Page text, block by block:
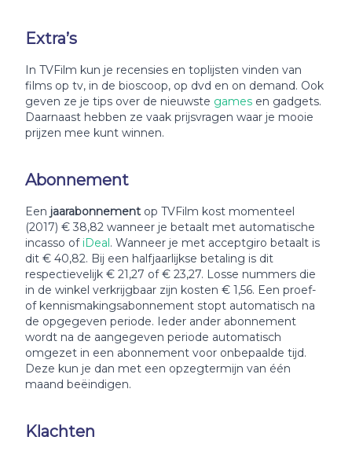
Extra’s
In TVFilm kun je recensies en toplijsten vinden van
films op tv, in de bioscoop, op dvd en on demand. Ook
geven ze je tips over de nieuwste games en gadgets.
Daarnaast hebben ze vaak prijsvragen waar je mooie
prijzen mee kunt winnen.
Abonnement
Een jaarabonnement op TVFilm kost momenteel
(2017) € 38,82 wanneer je betaalt met automatische
incasso of iDeal. Wanneer je met acceptgiro betaalt is
dit € 40,82. Bij een halfjaarlijkse betaling is dit
respectievelijk € 21,27 of € 23,27. Losse nummers die
in de winkel verkrijgbaar zijn kosten € 1,56. Een proef-
of kennismakingsabonnement stopt automatisch na
de opgegeven periode. Ieder ander abonnement
wordt na de aangegeven periode automatisch
omgezet in een abonnement voor onbepaalde tijd.
Deze kun je dan met een opzegtermijn van één
maand beëindigen.
Klachten